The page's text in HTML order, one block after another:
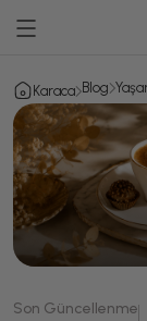
Karaca Blog
Son Güncellenme